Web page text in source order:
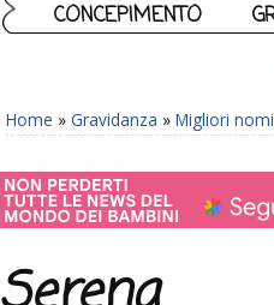
CONCEPIMENTO
Home » Gravidanza » Migliori